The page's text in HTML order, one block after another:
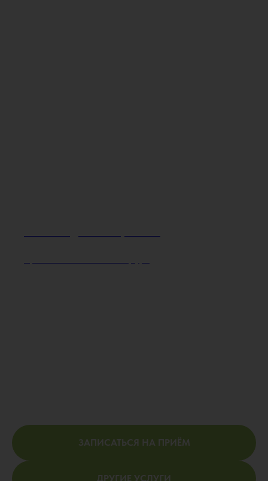
ЗАПИСАТЬСЯ НА ПРИЁМ
ДРУГИЕ УСЛУГИ